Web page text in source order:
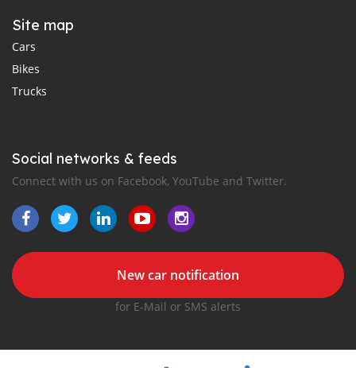
Site map
Cars
Bikes
Trucks
Social networks & feeds
Connect with us on Facebook, YouTube and Twitter.
New car notification
for E-Mail or SMS alerts